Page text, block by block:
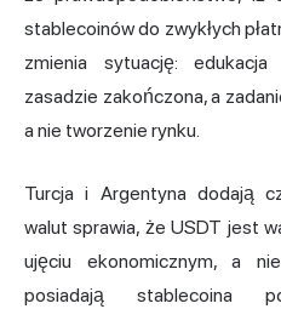
stablecoinów do zwykłych
zmienia sytuację:
zasadzie zakończona, a
a nie tworzenie rynku.
Turcja i Argentyna dodają
walut sprawia, że USDT jest
ujęciu ekonomicznym, a
posiadają stablecoina